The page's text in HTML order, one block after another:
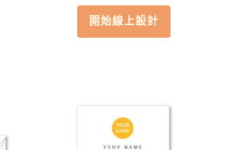
滿分 5
開始線上設計